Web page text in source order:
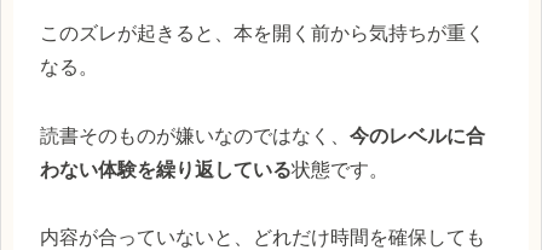
このズレが起きると、本を開く前から気持ちが重く
なる。
読書そのものが嫌いなのではなく、 今のレベルに合
わない体験を繰り返している状態です。
内容が合っていないと、どれだけ時間を確保しても